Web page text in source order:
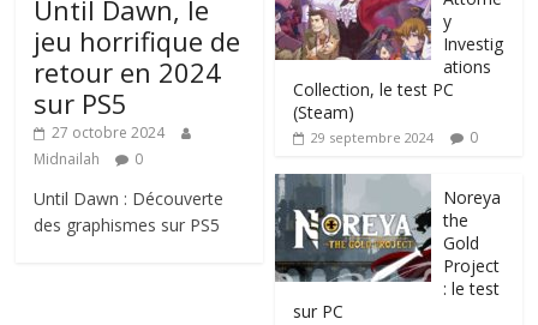
Until Dawn, le
jeu horrifique de
retour en 2024
sur PS5
27 octobre 2024
Midnailah
0
Until Dawn : Découverte
des graphismes sur PS5
y
Investig
ations
Collection, le test PC
(Steam)
29 septembre 2024 0
Noreya
the
Gold
Project
: le test
sur PC